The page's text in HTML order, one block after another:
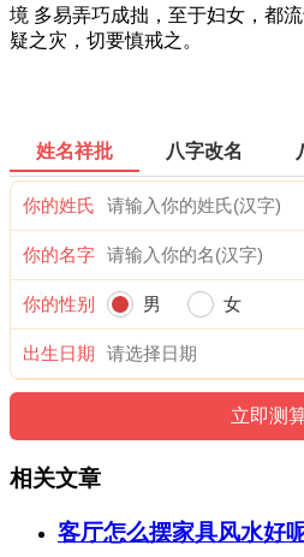
境 多易弄巧成拙，至于妇女，都
疑之灾，切要慎戒之。
姓名祥批 八字改名
你的姓氏
你的名字
你的性别 男 女
出生日期
相关文章
客厅怎么摆家具风水好